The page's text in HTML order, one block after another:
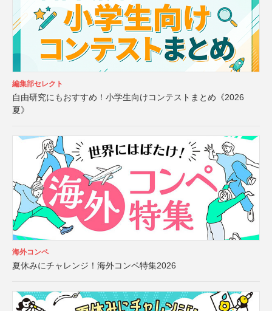
編集部セレクト
自由研究にもおすすめ！小学生向けコンテストまとめ《2026
夏》
海外コンペ
夏休みにチャレンジ！海外コンペ特集2026